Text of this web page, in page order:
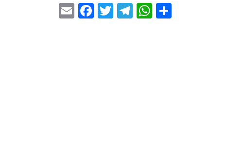
EmailFacebook
Twitter
Telegram
WhatsApp